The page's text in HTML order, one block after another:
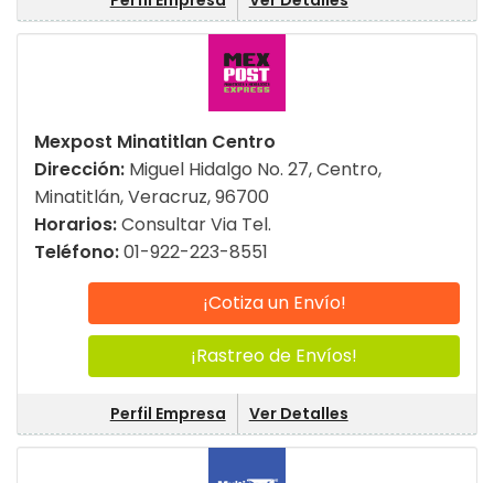
Mexpost Minatitlan Centro
Dirección: Miguel Hidalgo No. 27, Centro,
Minatitlán, Veracruz, 96700
Horarios:Consultar Via Tel.
Teléfono:01-922-223-8551
¡Cotiza un Envío!
¡Rastreo de Envíos!
Perfil Empresa Ver Detalles